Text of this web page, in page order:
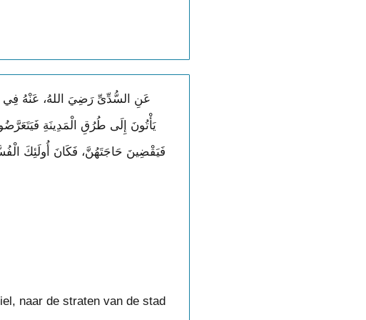
يَأْتُونَ إِلَى طُرُقِ الْمَدِينَةِ
فَيَقْضِينَ حَاجَتَهُنَّ، فَكَانَ أُولَئِكَ
naar de straten van de stad